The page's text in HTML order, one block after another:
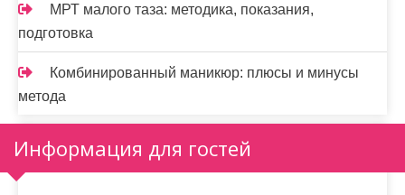
МРТ малого таза: методика, показания,
подготовка
Комбинированный маникюр: плюсы и минусы
метода
Информация для гостей